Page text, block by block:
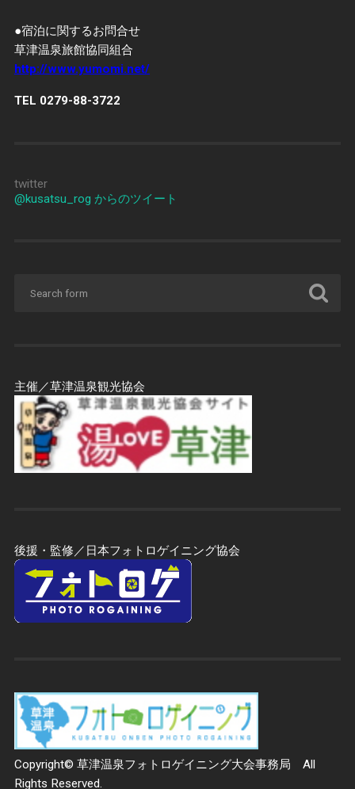
●宿泊に関するお問合せ
草津温泉旅館協同組合
http://www.yumomi.net/
TEL 0279-88-3722
twitter
@kusatsu_rog からのツイート
主催／草津温泉観光協会
後援・監修／日本フォトロゲイニング協会
Copyright© 草津温泉フォトロゲイニング大会事務局 All
Rights Reserved.